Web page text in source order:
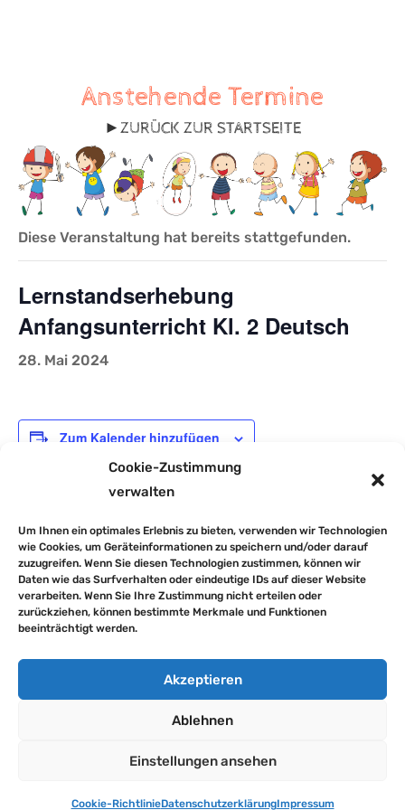
Cookie-Zustimmung
verwalten
Um Ihnen ein optimales Erlebnis zu bieten, verwenden wir Technologien
wie Cookies, um Geräteinformationen zu speichern und/oder darauf
zuzugreifen. Wenn Sie diesen Technologien zustimmen, können wir
Daten wie das Surfverhalten oder eindeutige IDs auf dieser Website
verarbeiten. Wenn Sie Ihre Zustimmung nicht erteilen oder
zurückziehen, können bestimmte Merkmale und Funktionen
beeinträchtigt werden.
Akzeptieren
Ablehnen
Einstellungen ansehen
Cookie-RichtlinieDatenschutzerklärungImpressum
Anstehende Termine
►ZURÜCK ZUR STARTSEITE
Diese Veranstaltung hat bereits stattgefunden.
Lernstandserhebung
Anfangsunterricht Kl. 2 Deutsch
28. Mai 2024
Zum Kalender hinzufügen
Datum:
28. Mai 2024
frei beweglicher Ferientag
►ZURÜCK ZUR STARTSEITE
Datenschutzerklärung
Downloads
Cookie-Richtlinie (EU)
© Grundschule Lugau | Stadtverwaltung Lugau